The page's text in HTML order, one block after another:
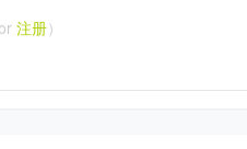
注册）